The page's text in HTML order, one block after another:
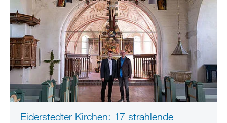
Eiderstedter Kirchen: 17 strahlende